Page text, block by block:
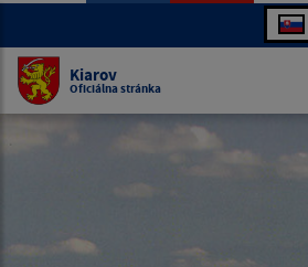
Kiarov
Oficiálna stránka